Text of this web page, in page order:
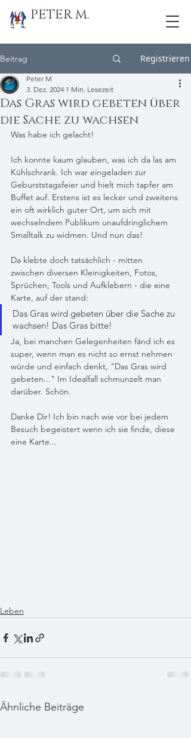
PETER M.
Beitrag Registrieren
Das Gras wird gebeten über
die Sache zu wachsen
Peter M
3. Dez. 2024 1 Min. Lesezeit
Was habe ich gelacht!
Ich konnte kaum glauben, was ich da las am
Kühlschrank. Ich war eingeladen zur
Geburststagsfeier und hielt mich tapfer am
Buffet auf. Erstens ist es lecker und zweitens
ein oft wirklich guter Ort, um sich mit
wechselndem Publikum unaufdringlichem
Smalltalk zu widmen. Und nun das!
Da klebte doch tatsächlich - mitten
zwischen diversen Kleinigkeiten, Fotos,
Sprüchen, Tools und Aufklebern - die eine
Karte, auf der stand:
Das Gras wird gebeten über die Sache zu
wachsen! Das Gras bitte!
Ja, bei manchen Gelegenheiten fänd ich es
super, wenn man es nicht so ernst nehmen
würde und einfach denkt, "Das Gras wird
gebeten..." Im Idealfall schmunzelt man
darüber. Schön.
Danke Dir! Ich bin nach wie vor bei jedem
Besuch begeistert wenn ich sie finde, diese
eine Karte...
Leben
Ähnliche Beiträge